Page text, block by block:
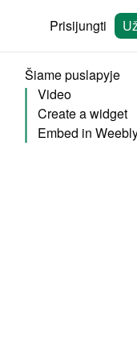
Prisijungti
Šiame puslapyje
Video
Create a widget
Embed in